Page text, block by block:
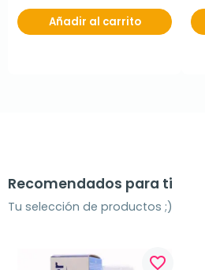
Añadir al carrito
Recomendados para ti
Tu selección de productos ;)
favorite_border